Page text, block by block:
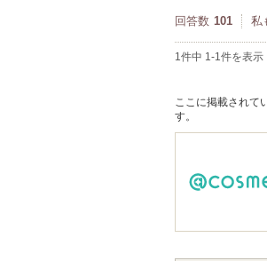
回答数 101 私
1件中 1-1件を表示
ここに掲載されて
す。